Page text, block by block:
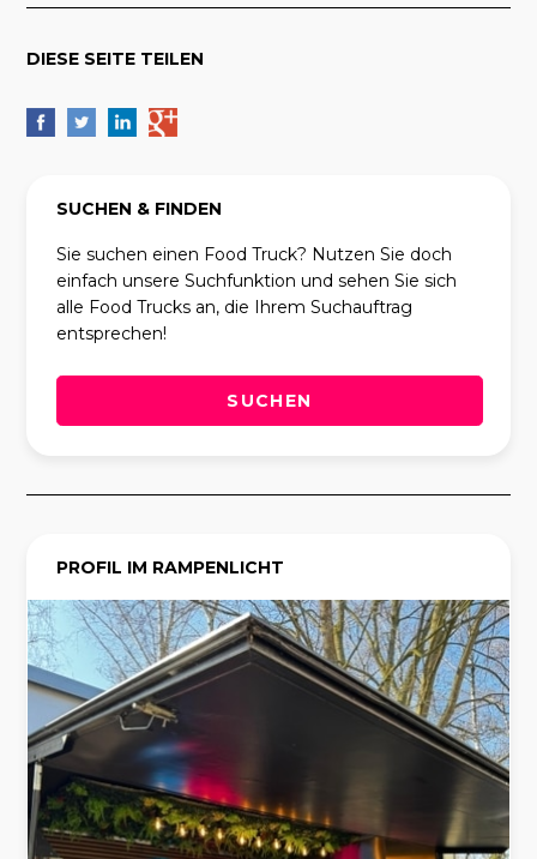
DIESE SEITE TEILEN
SUCHEN & FINDEN
Sie suchen einen Food Truck? Nutzen Sie doch
einfach unsere Suchfunktion und sehen Sie sich
alle Food Trucks an, die Ihrem Suchauftrag
entsprechen!
SUCHEN
PROFIL IM RAMPENLICHT